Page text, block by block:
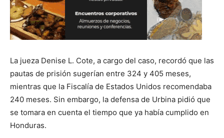
La jueza Denise L. Cote, a cargo del caso, recordó que las
pautas de prisión sugerían entre 324 y 405 meses,
mientras que la Fiscalía de Estados Unidos recomendaba
240 meses. Sin embargo, la defensa de Urbina pidió que
se tomara en cuenta el tiempo que ya había cumplido en
Honduras.